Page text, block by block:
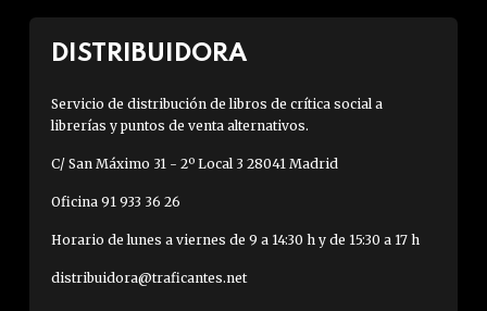
DISTRIBUIDORA
Servicio de distribución de libros de crítica social a
librerías y puntos de venta alternativos.
C/ San Máximo 31 - 2º Local 3 28041 Madrid
Oficina 91 933 36 26
Horario de lunes a viernes de 9 a 14:30 h y de 15:30 a 17 h
distribuidora@traficantes.net